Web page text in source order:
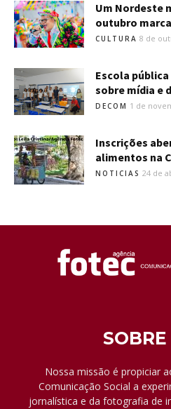
Um Nordeste
outubro
CULTURA 8 de
Escola
sobre mídia e
DECOM 1 de
Inscrições
alimentos na
NOTICIAS 24 de
Nossa missão é propiciar
Comunicação Social a
jornalística e da fotografia de